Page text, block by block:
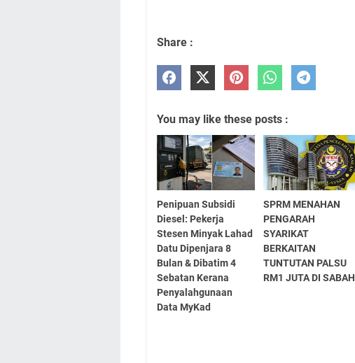
Share :
You may like these posts :
Penipuan Subsidi
Diesel: Pekerja
Stesen Minyak Lahad
Datu Dipenjara 8
Bulan & Dibatim 4
Sebatan Kerana
Penyalahgunaan
Data MyKad
SPRM MENAHAN
PENGARAH
SYARIKAT
BERKAITAN
TUNTUTAN PALSU
RM1 JUTA DI SABAH